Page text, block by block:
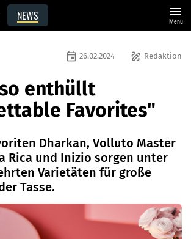
NEWS menu
Menü
draw Redaktion
event 26.02.2024
enthüllt
Favorites"
Dharkan, Volluto Master
Rica und Inizio sorgen unter
Varietäten für große
Tasse.